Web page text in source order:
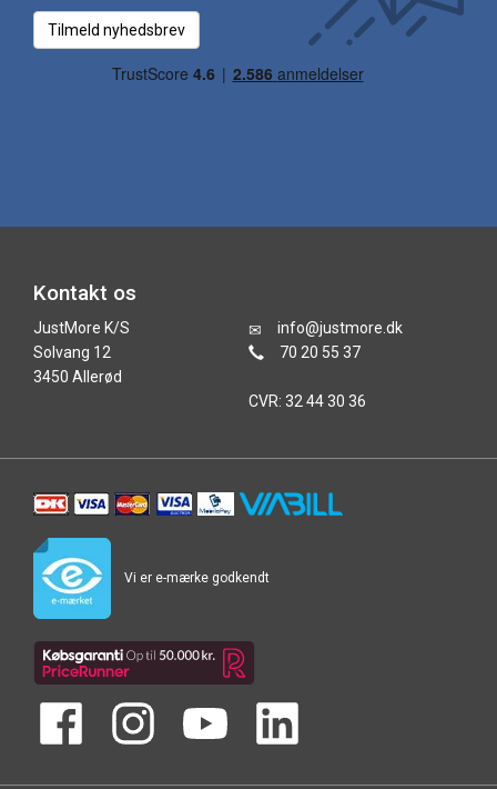
Tilmeld nyhedsbrev
Kontakt os
JustMore K/S
Solvang 12
3450 Allerød
info@justmore.dk
70 20 55 37
CVR: 32 44 30 36
Vi er e-mærke godkendt